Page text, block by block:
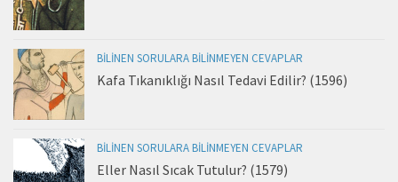
BILINEN SORULARA BILINMEYEN CEVAPLAR
Kafa Tıkanıklığı Nasıl Tedavi Edilir? (1596)
BILINEN SORULARA BILINMEYEN CEVAPLAR
Eller Nasıl Sıcak Tutulur? (1579)